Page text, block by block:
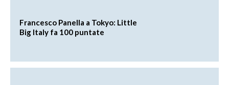
Francesco Panella a Tokyo: Little
Big Italy fa 100 puntate